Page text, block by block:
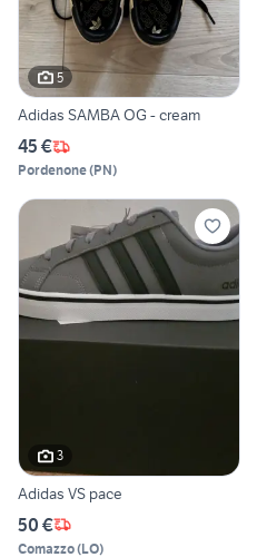
5
Adidas SAMBA OG - cream
45 €
Pordenone(PN)
3
Adidas VS pace
50 €
Comazzo(LO)